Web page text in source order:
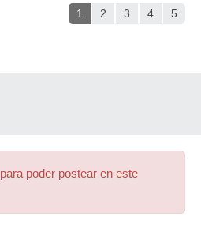
1 2 3 4 5
para poder postear en este